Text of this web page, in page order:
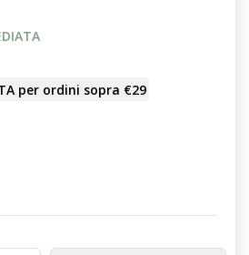
per ordini sopra €29